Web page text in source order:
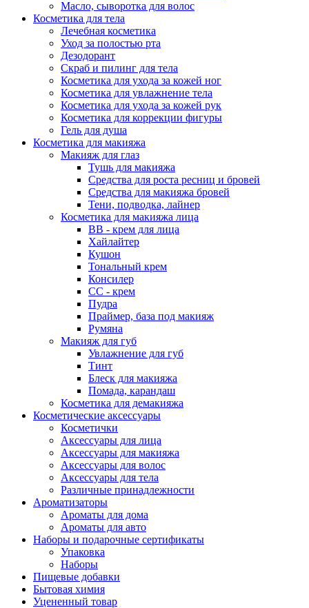
Масло, сыворотка для волос
Косметика для тела
Лечебная косметика
Уход за полостью рта
Дезодорант
Скраб и пилинг для тела
Косметика для ухода за кожей ног
Косметика для увлажнение тела
Косметика для ухода за кожей рук
Косметика для коррекции фигуры
Гель для душа
Косметика для макияжа
Макияж для глаз
Тушь для макияжа
Средства для роста ресниц и бровей
Средства для макияжа бровей
Тени, подводка, лайнер
Косметика для макияжа лица
ВВ - крем для лица
Хайлайтер
Кушон
Тональный крем
Консилер
СС - крем
Пудра
Праймер, база под макияж
Румяна
Макияж для губ
Увлажнение для губ
Тинт
Блеск для макияжа
Помада, карандаш
Косметика для демакияжа
Косметические аксессуары
Косметички
Аксессуары для лица
Аксессуары для макияжа
Аксессуары для волос
Аксессуары для тела
Различные принадлежности
Ароматизаторы
Ароматы для дома
Ароматы для авто
Наборы и подарочные сертификаты
Упаковка
Наборы
Пищевые добавки
Бытовая химия
Уцененный товар